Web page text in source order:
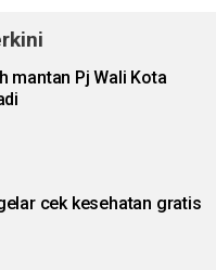
mantan Pj Wali Kota
cek kesehatan gratis